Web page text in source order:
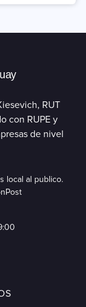
RUT
con RUPE y
de nivel
local al publico.